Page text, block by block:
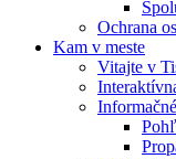
Ochrana
Kam v meste
Vitajte v